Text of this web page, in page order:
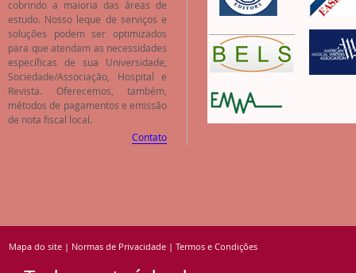
cobrindo a maioria das áreas de
estudo. Nosso leque de serviços e
soluções podem ser optimizados
para que atendam as necessidades
específicas de sua Universidade,
Sociedade/Associação, Hospital e
Revista. Oferecemos, também,
métodos de pagamentos e emissão
de nota fiscal local.
Contato
Mapa do site | Normas de Privacidade | Termos e Condições